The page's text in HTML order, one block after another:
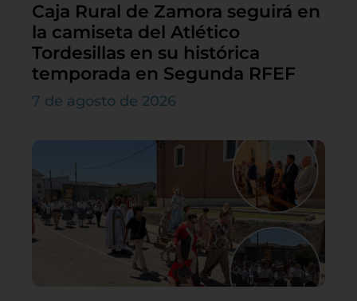
Caja Rural de Zamora seguirá en
la camiseta del Atlético
Tordesillas en su histórica
temporada en Segunda RFEF
7 de agosto de 2026